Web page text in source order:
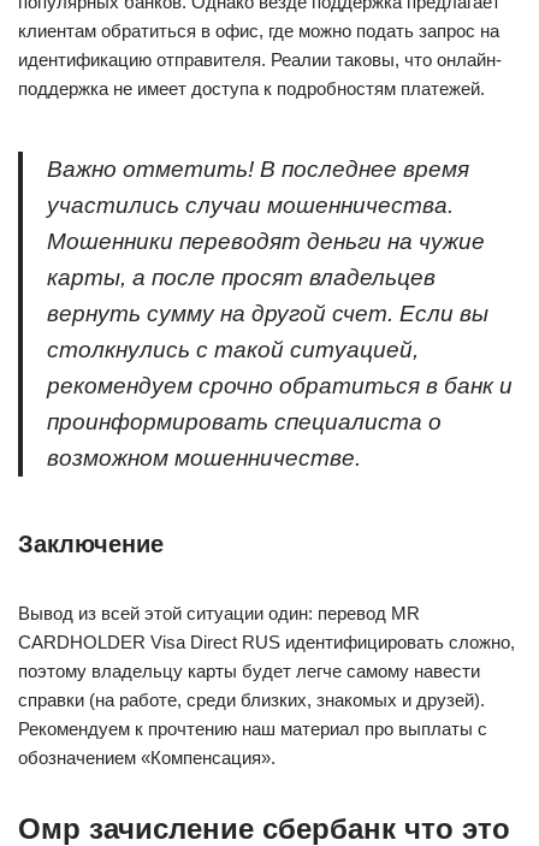
клиентам обратиться в офис, где можно подать запрос на
идентификацию отправителя. Реалии таковы, что онлайн-
поддержка не имеет доступа к подробностям платежей.
Важно отметить! В последнее время
участились случаи мошенничества.
Мошенники переводят деньги на чужие
карты, а после просят владельцев
вернуть сумму на другой счет. Если вы
столкнулись с такой ситуацией,
рекомендуем срочно обратиться в банк и
проинформировать специалиста о
возможном мошенничестве.
Заключение
Вывод из всей этой ситуации один: перевод MR
CARDHOLDER Visa Direct RUS идентифицировать сложно,
поэтому владельцу карты будет легче самому навести
справки (на работе, среди близких, знакомых и друзей).
Рекомендуем к прочтению наш материал про выплаты с
обозначением «Компенсация».
Омр зачисление сбербанк что это